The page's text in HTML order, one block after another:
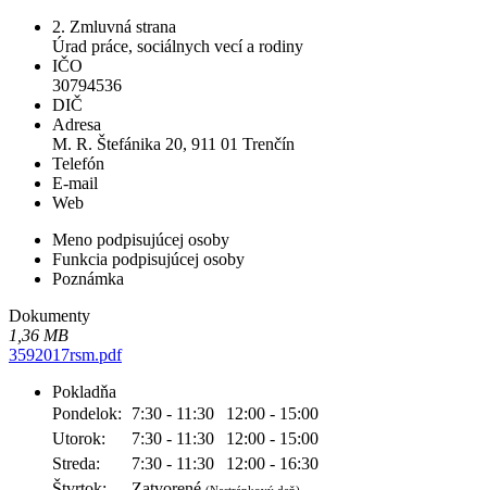
2. Zmluvná strana
Úrad práce, sociálnych vecí a rodiny
IČO
30794536
DIČ
Adresa
M. R. Štefánika 20, 911 01 Trenčín
Telefón
E-mail
Web
Meno podpisujúcej osoby
Funkcia podpisujúcej osoby
Poznámka
Dokumenty
1,36 MB
3592017rsm.pdf
Pokladňa
Pondelok:
7:30 - 11:30
12:00 - 15:00
Utorok:
7:30 - 11:30
12:00 - 15:00
Streda:
7:30 - 11:30
12:00 - 16:30